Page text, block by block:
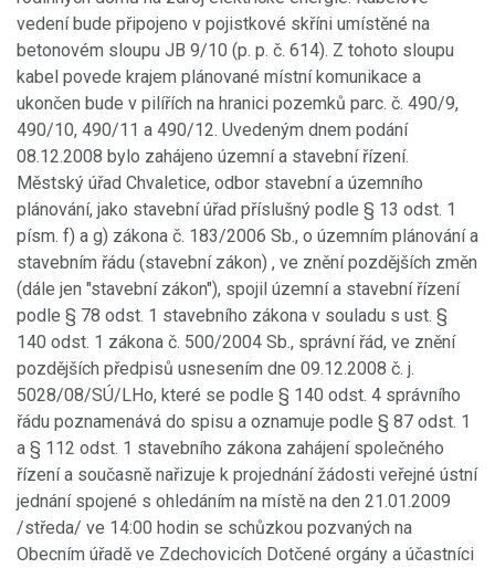
vedení bude připojeno v pojistkové skříni umístěné na
betonovém sloupu JB 9/10 (p. p. č. 614). Z tohoto sloupu
kabel povede krajem plánované místní komunikace a
ukončen bude v pilířích na hranici pozemků parc. č. 490/9,
490/10, 490/11 a 490/12. Uvedeným dnem podání
08.12.2008 bylo zahájeno územní a stavební řízení.
Městský úřad Chvaletice, odbor stavební a územního
plánování, jako stavební úřad příslušný podle § 13 odst. 1
písm. f) a g) zákona č. 183/2006 Sb., o územním plánování a
stavebním řádu (stavební zákon) , ve znění pozdějších změn
(dále jen "stavební zákon"), spojil územní a stavební řízení
podle § 78 odst. 1 stavebního zákona v souladu s ust. §
140 odst. 1 zákona č. 500/2004 Sb., správní řád, ve znění
pozdějších předpisů usnesením dne 09.12.2008 č. j.
5028/08/SÚ/LHo, které se podle § 140 odst. 4 správního
řádu poznamenává do spisu a oznamuje podle § 87 odst. 1
a § 112 odst. 1 stavebního zákona zahájení společného
řízení a současně nařizuje k projednání žádosti veřejné ústní
jednání spojené s ohledáním na místě na den 21.01.2009
/středa/ ve 14:00 hodin se schůzkou pozvaných na
Obecním úřadě ve Zdechovicích Dotčené orgány a účastníci